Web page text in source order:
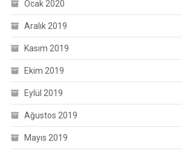
Ocak 2020
Aralık 2019
Kasım 2019
Ekim 2019
Eylül 2019
Ağustos 2019
Mayıs 2019